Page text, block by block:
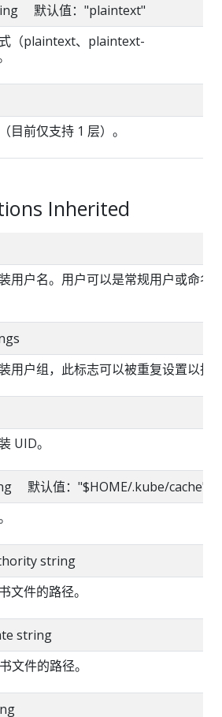
默认值："plaintext"
（plaintext、plaintext-
目前仅支持 1 层）。
Inherited
用户名。用户可以是常规用户或命名
用户组，此标志可以被重复设置以指
UID。
默认值："$HOME/.kube/cache"
string
文件的路径。
string
文件的路径。